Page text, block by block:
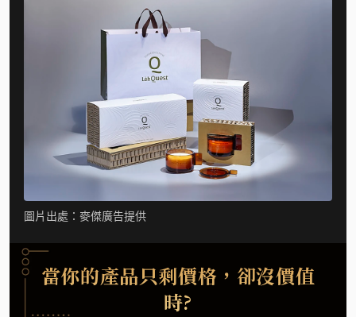
圖片出處：麥傑廣告提供
當你的產品只剩價格，卻沒價值
時?